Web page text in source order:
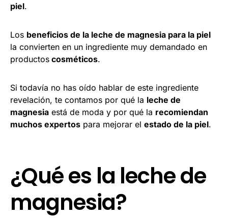
piel.
Los beneficios de la leche de magnesia para la piel
la convierten en un ingrediente muy demandado en
productos cosméticos.
Si todavía no has oído hablar de este ingrediente
revelación, te contamos por qué la leche de
magnesia está de moda y por qué la recomiendan
muchos expertos para mejorar el estado de la piel.
¿Qué es la leche de
magnesia?